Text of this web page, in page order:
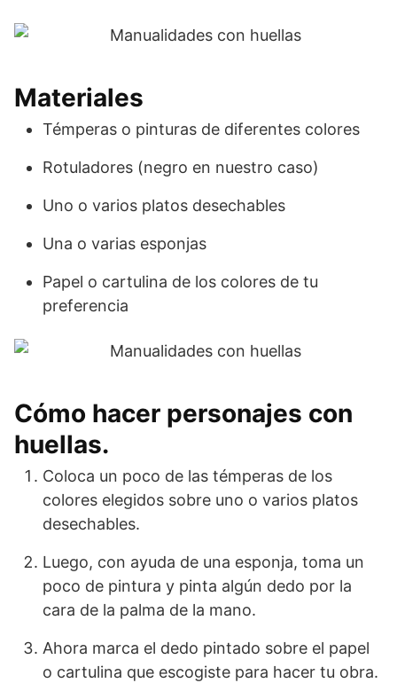
Materiales
Témperas o pinturas de diferentes colores
Rotuladores (negro en nuestro caso)
Uno o varios platos desechables
Una o varias esponjas
Papel o cartulina de los colores de tu
preferencia
Cómo hacer personajes con
huellas.
Coloca un poco de las témperas de los
colores elegidos sobre uno o varios platos
desechables.
Luego, con ayuda de una esponja, toma un
poco de pintura y pinta algún dedo por la
cara de la palma de la mano.
Ahora marca el dedo pintado sobre el papel
o cartulina que escogiste para hacer tu obra.